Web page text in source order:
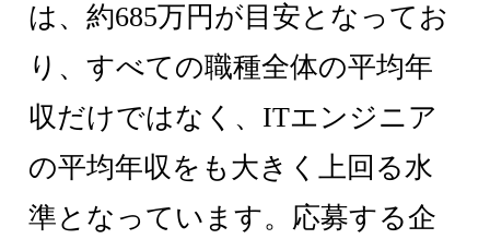
は、約685万円が目安となってお
り、すべての職種全体の平均年
収だけではなく、ITエンジニア
の平均年収をも大きく上回る水
準となっています。応募する企